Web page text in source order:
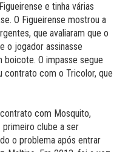
e tinha várias
O Figueirense mostrou a
que avaliaram que o
o jogador assinasse
O impasse segue
contrato com o Tricolor, que
com Mosquito,
clube a ser
o problema após entrar